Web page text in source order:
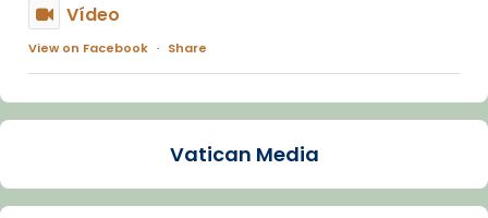
Vídeo
View on Facebook · Share
Arquebisbat de Barcelona
La Carmina va patir depressió. Fa gairebé
dos mesos, a l'Estadi Lluís Companys, la
Vatican Media